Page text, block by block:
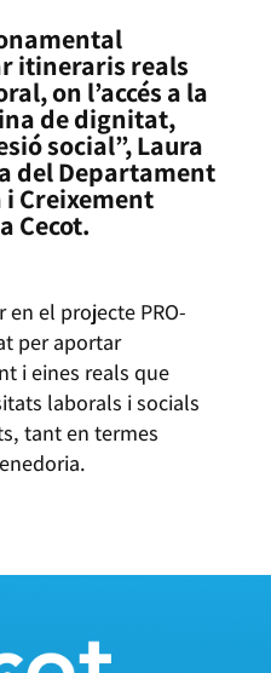
itineraris reals
on l’accés a la
de dignitat,
social”,Laura
del Departament
Creixement
Cecot.
en el projecte PRO-
per aportar
i eines reals que
laborals i socials
tant en termes